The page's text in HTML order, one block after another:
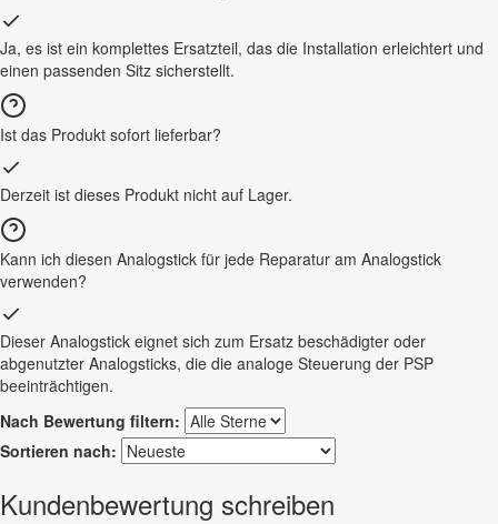
Ja, es ist ein komplettes Ersatzteil, das die Installation erleichtert und
einen passenden Sitz sicherstellt.
Ist das Produkt sofort lieferbar?
Derzeit ist dieses Produkt nicht auf Lager.
Kann ich diesen Analogstick für jede Reparatur am Analogstick
verwenden?
Dieser Analogstick eignet sich zum Ersatz beschädigter oder
abgenutzter Analogsticks, die die analoge Steuerung der PSP
beeinträchtigen.
Nach Bewertung filtern:
Sortieren nach:
Kundenbewertung schreiben